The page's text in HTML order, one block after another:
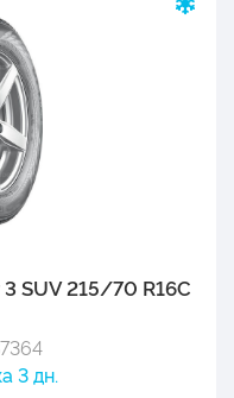
SUV 215/70 R16C
3 дн.